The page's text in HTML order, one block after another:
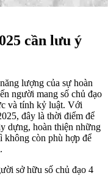
cần lưu ý
lượng của sự hoàn
người mang số chủ đạo
và tính kỷ luật. Với
đây là thời điểm để
dựng, hoàn thiện những
không còn phù hợp để
sở hữu số chủ đạo 4